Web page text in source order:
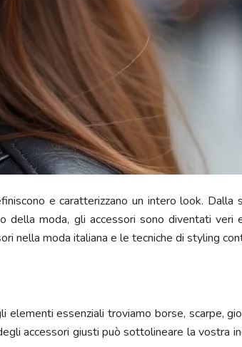
e caratterizzano un intero look. Dalla
della moda, gli accessori sono diventati veri
nella moda italiana e le tecniche di styling
essenziali troviamo borse, scarpe,
accessori giusti può sottolineare la vostra